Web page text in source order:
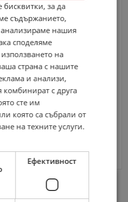
and Policy
за да
съдържанието,
нашия
споделяме
на
страна с нашите
и анализи,
комбинират с друга
сте им
която са събрали от
на техните услуги.
Ефективност